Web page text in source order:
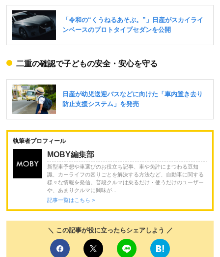
二重の確認で子どもの安全・安心を守る
執筆者プロフィール
MOBY編集部
新型車予想や車選びのお役立ち記事、車や免許にまつわる豆知
識、カーライフの困りごとを解決する方法など、自動車に関する
様々な情報を発信。普段クルマは乗るだけ・使うだけのユーザー
や、あまりクルマに興味が...
記事一覧はこちら >
＼ この記事が役に立ったらシェアしよう ／